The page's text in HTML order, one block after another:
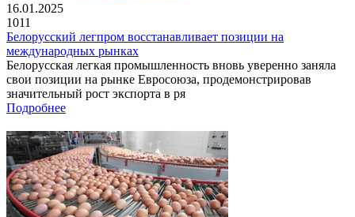
16.01.2025
1011
Белорусский легпром восстанавливает позиции на
международных рынках
Белорусская легкая промышленность вновь уверенно заняла
свои позиции на рынке Евросоюза, продемонстрировав
значительный рост экспорта в ря
Подробнее